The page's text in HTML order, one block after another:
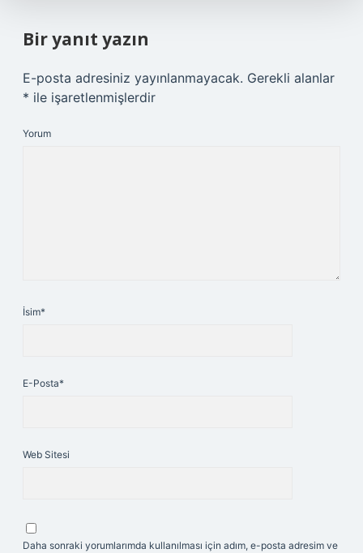
Bir yanıt yazın
E-posta adresiniz yayınlanmayacak. Gerekli alanlar
* ile işaretlenmişlerdir
Yorum
İsim*
E-Posta*
Web Sitesi
Daha sonraki yorumlarımda kullanılması için adım, e-posta adresim ve